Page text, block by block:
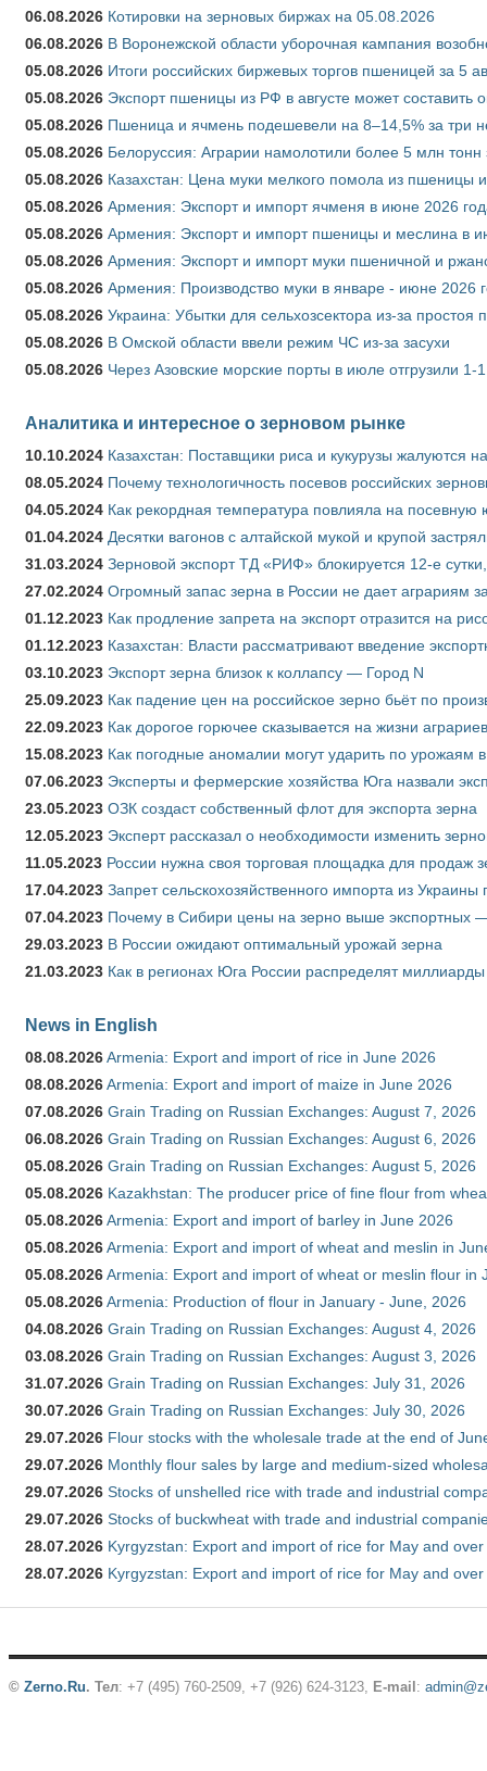
06.08.2026 Котировки на зерновых биржах на 05.08.2026
06.08.2026 В Воронежской области уборочная кампания
05.08.2026 Итоги российских биржевых торгов пшеницей за 5
05.08.2026 Экспорт пшеницы из РФ в августе может составить
05.08.2026 Пшеница и ячмень подешевели на 8–14,5% за три
05.08.2026 Белоруссия: Аграрии намолотили более 5 млн тонн
05.08.2026 Казахстан: Цена муки мелкого помола из пшеницы
05.08.2026 Армения: Экспорт и импорт ячменя в июне 2026
05.08.2026 Армения: Экспорт и импорт пшеницы и меслина в
05.08.2026 Армения: Экспорт и импорт муки пшеничной и
05.08.2026 Армения: Производство муки в январе - июне 2026
05.08.2026 Украина: Убытки для сельхозсектора из-за простоя
05.08.2026 В Омской области ввели режим ЧС из-за засухи
05.08.2026 Через Азовские морские порты в июле отгрузили
Аналитика и интересное о зерновом рынке
10.10.2024 Казахстан: Поставщики риса и кукурузы жалуются
08.05.2024 Почему технологичность посевов российских
04.05.2024 Как рекордная температура повлияла на
01.04.2024 Десятки вагонов с алтайской мукой и крупой
31.03.2024 Зерновой экспорт ТД «РИФ» блокируется 12-е
27.02.2024 Огромный запас зерна в России не дает аграриям
01.12.2023 Как продление запрета на экспорт отразится на
01.12.2023 Казахстан: Власти рассматривают введение
03.10.2023 Экспорт зерна близок к коллапсу — Город N
25.09.2023 Как падение цен на российское зерно бьёт по
22.09.2023 Как дорогое горючее сказывается на жизни аграриев
15.08.2023 Как погодные аномалии могут ударить по урожаям
07.06.2023 Эксперты и фермерские хозяйства Юга назвали
23.05.2023 ОЗК создаст собственный флот для экспорта зерна
12.05.2023 Эксперт рассказал о необходимости изменить
11.05.2023 России нужна своя торговая площадка для продаж
17.04.2023 Запрет сельскохозяйственного импорта из
07.04.2023 Почему в Сибири цены на зерно выше экспортных
29.03.2023 В России ожидают оптимальный урожай зерна
21.03.2023 Как в регионах Юга России распределят
News in English
08.08.2026Armenia: Export and import of rice in June 2026
08.08.2026Armenia: Export and import of maize in June 2026
07.08.2026 Grain Trading on Russian Exchanges: August 7, 2026
06.08.2026 Grain Trading on Russian Exchanges: August 6, 2026
05.08.2026 Grain Trading on Russian Exchanges: August 5, 2026
05.08.2026 Kazakhstan: The producer price of fine flour from
05.08.2026Armenia: Export and import of barley in June 2026
05.08.2026Armenia: Export and import of wheat and meslin in
05.08.2026Armenia: Export and import of wheat or meslin flour in
05.08.2026Armenia: Production of flour in January - June, 2026
04.08.2026 Grain Trading on Russian Exchanges: August 4, 2026
03.08.2026 Grain Trading on Russian Exchanges: August 3, 2026
31.07.2026 Grain Trading on Russian Exchanges: July 31, 2026
30.07.2026 Grain Trading on Russian Exchanges: July 30, 2026
29.07.2026 Flour stocks with the wholesale trade at the end of
29.07.2026 Monthly flour sales by large and medium-sized
29.07.2026 Stocks of unshelled rice with trade and industrial
29.07.2026 Stocks of buckwheat with trade and industrial
28.07.2026 Kyrgyzstan: Export and import of rice for May and
28.07.2026 Kyrgyzstan: Export and import of rice for May and
© Zerno.Ru. Тел: +7 (495) 760-2509, +7 (926) 624-3123, E-mail :